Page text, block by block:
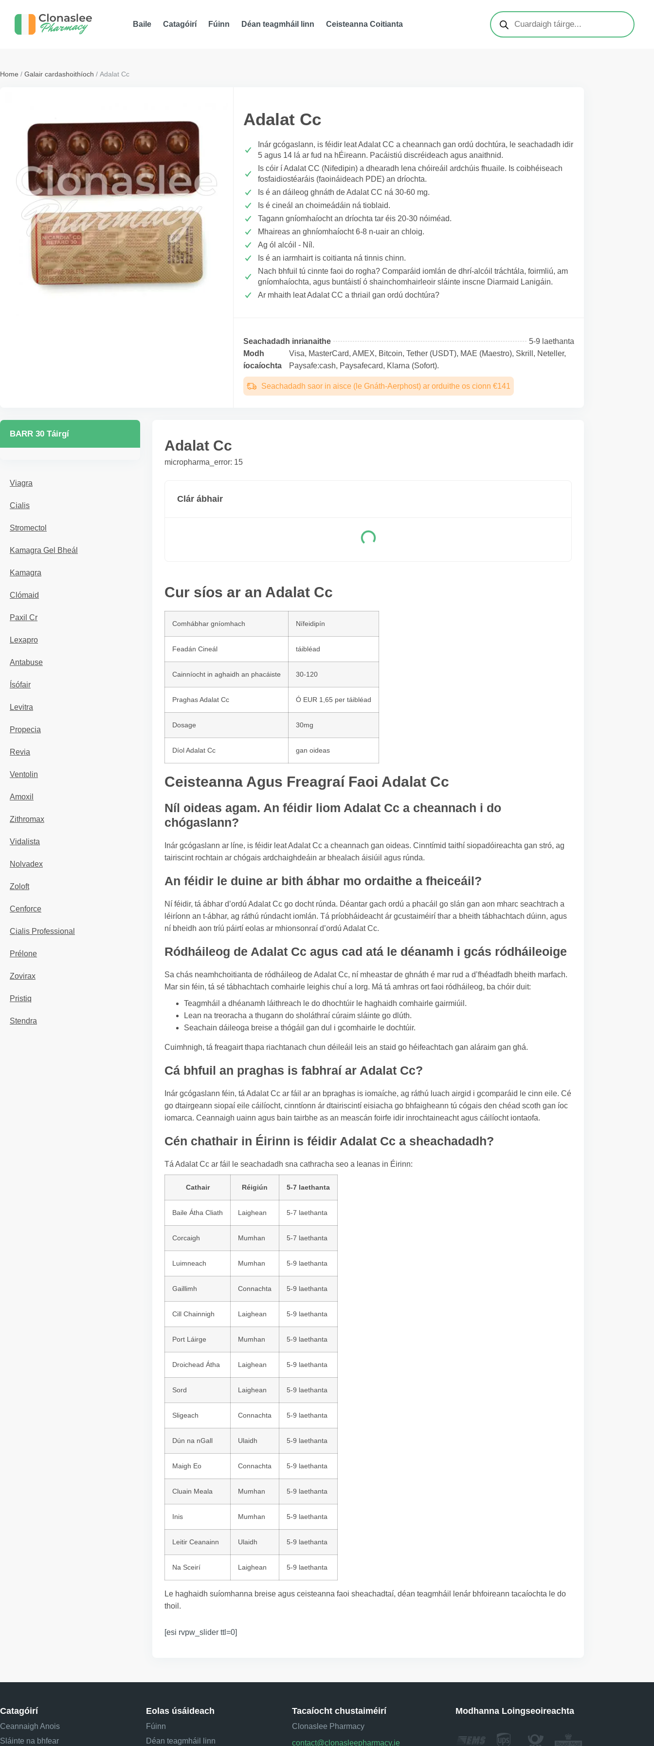
Baile Catagóirí Fúinn Déan teagmháil linn Ceisteanna Coitianta
Home / Galair cardashoithíoch / Adalat Cc
Adalat Cc
Inár gcógaslann, is féidir leat Adalat CC a cheannach gan ordú dochtúra, le seachadadh idir
5 agus 14 lá ar fud na hÉireann. Pacáistiú discréideach agus anaithnid.
Is cóir í Adalat CC (Nifedipin) a dhearadh lena chóireáil ardchúis fhuaile. Is coibhéiseach
fosfaidiostéaráis (faoináideach PDE) an dríochta.
Is é an dáileog ghnáth de Adalat CC ná 30-60 mg.
Is é cineál an choimeádáin ná tioblaid.
Tagann gníomhaíocht an dríochta tar éis 20-30 nóiméad.
Mhaireas an ghníomhaíocht 6-8 n-uair an chloig.
Ag ól alcóil - Níl.
Is é an iarmhairt is coitianta ná tinnis chinn.
Nach bhfuil tú cinnte faoi do rogha? Comparáid iomlán de dhrí-alcóil tráchtála, foirmliú, am
gníomhaíochta, agus buntáistí ó shainchomhairleoir sláinte inscne Diarmaid Lanigáin.
Ar mhaith leat Adalat CC a thriail gan ordú dochtúra?
Seachadadh inrianaithe
5-9 laethanta
Modh
íocaíochta
Visa, MasterCard, AMEX, Bitcoin, Tether (USDТ), MAE (Maestro), Skrill, Neteller,
Paysafe:cash, Paysafecard, Klarna (Sofort).
Seachadadh saor in aisce (le Gnáth-Aerphost) ar orduithe os cionn €141
BARR 30 Táirgí
Viagra
Cialis
Stromectol
Kamagra Gel Bheál
Kamagra
Clómaid
Paxil Cr
Lexapro
Antabuse
Ísófair
Levitra
Propecia
Revia
Ventolin
Amoxil
Zithromax
Vidalista
Nolvadex
Zoloft
Cenforce
Cialis Professional
Prélone
Zovirax
Pristiq
Stendra
Adalat Cc
micropharma_error: 15
Clár ábhair
Cur síos ar an Adalat Cc
Comhábhar gníomhach Nífeidipín
Feadán Cineál táibléad
Cainníocht in aghaidh an phacáiste 30-120
Praghas Adalat Cc Ó EUR 1,65 per táibléad
Dosage 30mg
Díol Adalat Cc gan oideas
Ceisteanna Agus Freagraí Faoi Adalat Cc
Níl oideas agam. An féidir liom Adalat Cc a cheannach i do
chógaslann?
Inár gcógaslann ar líne, is féidir leat Adalat Cc a cheannach gan oideas. Cinntímid taithí siopadóireachta gan stró, ag
tairiscint rochtain ar chógais ardchaighdeáin ar bhealach áisiúil agus rúnda.
An féidir le duine ar bith ábhar mo ordaithe a fheiceáil?
Ní féidir, tá ábhar d’ordú Adalat Cc go docht rúnda. Déantar gach ordú a phacáil go slán gan aon mharc seachtrach a
léiríonn an t-ábhar, ag ráthú rúndacht iomlán. Tá príobháideacht ár gcustaiméirí thar a bheith tábhachtach dúinn, agus
ní bheidh aon tríú páirtí eolas ar mhionsonraí d’ordú Adalat Cc.
Ródháileog de Adalat Cc agus cad atá le déanamh i gcás ródháileoige
Sa chás neamhchoitianta de ródháileog de Adalat Cc, ní mheastar de ghnáth é mar rud a d’fhéadfadh bheith marfach.
Mar sin féin, tá sé tábhachtach comhairle leighis chuí a lorg. Má tá amhras ort faoi ródháileog, ba chóir duit:
Teagmháil a dhéanamh láithreach le do dhochtúir le haghaidh comhairle gairmiúil.
Lean na treoracha a thugann do sholáthraí cúraim sláinte go dlúth.
Seachain dáileoga breise a thógáil gan dul i gcomhairle le dochtúir.
Cuimhnigh, tá freagairt thapa riachtanach chun déileáil leis an staid go héifeachtach gan aláraim gan ghá.
Cá bhfuil an praghas is fabhraí ar Adalat Cc?
Inár gcógaslann féin, tá Adalat Cc ar fáil ar an bpraghas is iomaíche, ag ráthú luach airgid i gcomparáid le cinn eile. Cé
go dtairgeann siopaí eile cáilíocht, cinntíonn ár dtairiscintí eisiacha go bhfaigheann tú cógais den chéad scoth gan íoc
iomarca. Ceannaigh uainn agus bain tairbhe as an meascán foirfe idir inrochtaineacht agus cáilíocht iontaofa.
Cén chathair in Éirinn is féidir Adalat Cc a sheachadadh?
Tá Adalat Cc ar fáil le seachadadh sna cathracha seo a leanas in Éirinn:
Cathair Réigiún 5-7 laethanta
Baile Átha Cliath Laighean 5-7 laethanta
Corcaigh Mumhan 5-7 laethanta
Luimneach Mumhan 5-9 laethanta
Gaillimh Connachta 5-9 laethanta
Cill Chainnigh Laighean 5-9 laethanta
Port Láirge Mumhan 5-9 laethanta
Droichead Átha Laighean 5-9 laethanta
Sord Laighean 5-9 laethanta
Sligeach Connachta 5-9 laethanta
Dún na nGall Ulaidh 5-9 laethanta
Maigh Eo Connachta 5-9 laethanta
Cluain Meala Mumhan 5-9 laethanta
Inis Mumhan 5-9 laethanta
Leitir Ceanainn Ulaidh 5-9 laethanta
Na Sceirí Laighean 5-9 laethanta
Le haghaidh suíomhanna breise agus ceisteanna faoi sheachadtaí, déan teagmháil lenár bhfoireann tacaíochta le do
thoil.
[esi rvpw_slider ttl=0]
Catagóirí
Ceannaigh Anois
Sláinte na bhfear
Eolas úsáideach
Fúinn
Déan teagmháil linn
Tacaíocht chustaiméirí
Clonaslee Pharmacy
contact@clonasleepharmacy.ie
Modhanna Loingseoireachta